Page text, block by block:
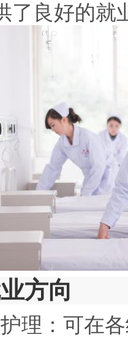
了良好的就
方向
：可在各